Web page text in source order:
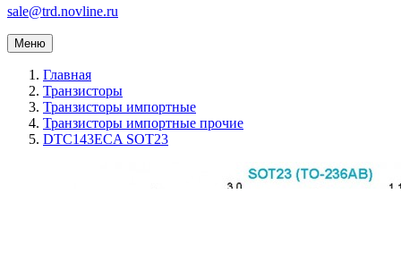
sale@trd.novline.ru
Меню
Главная
Транзисторы
Транзисторы импортные
Транзисторы импортные прочие
DTC143ECA SOT23